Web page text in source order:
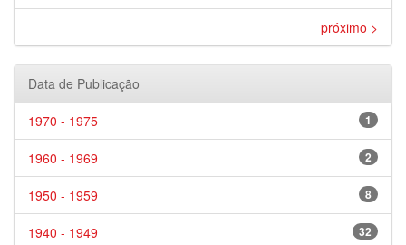
próximo >
Data de Publicação
1
1970 - 1975
2
1960 - 1969
8
1950 - 1959
32
1940 - 1949